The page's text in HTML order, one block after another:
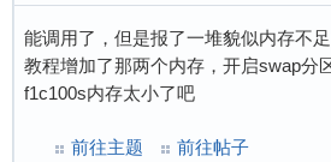
能调用了，但是报了一堆貌似内存不
教程增加了那两个内存，开启swap分
f1c100s内存太小了吧
前往主题 前往帖子